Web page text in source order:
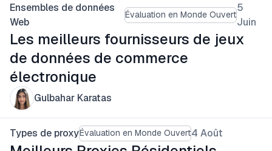
Ensembles de données
Web
Évaluation en Monde Ouvert
5
Juin
Les meilleurs fournisseurs de jeux
de données de commerce
électronique
Gulbahar Karatas
Types de proxyÉvaluation en Monde Ouvert4 Août